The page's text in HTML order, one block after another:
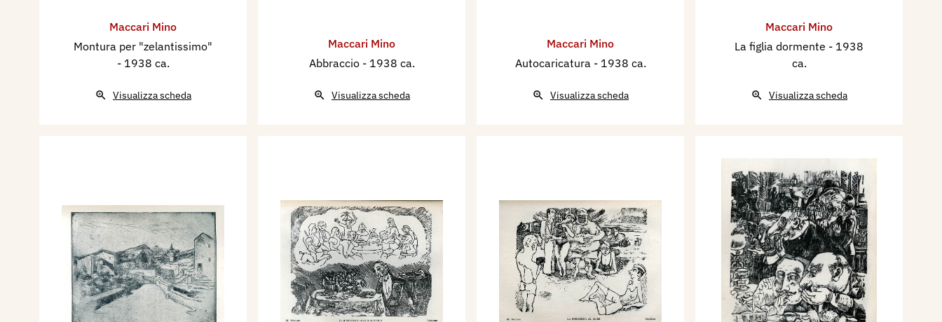
Maccari Mino
Montura per "zelantissimo"
- 1938 ca.
Visualizza scheda
Maccari Mino
Abbraccio - 1938 ca.
Visualizza scheda
Maccari Mino
Autocaricatura - 1938 ca.
Visualizza scheda
Maccari Mino
La figlia dormente - 1938
ca.
Visualizza scheda